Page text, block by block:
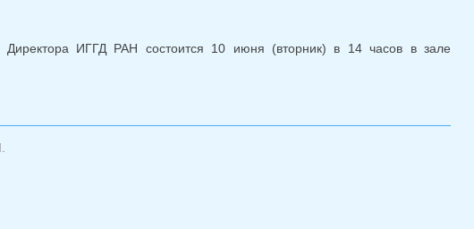
ИГГД РАН состоится 10 июня (вторник) в 14 часов в зале